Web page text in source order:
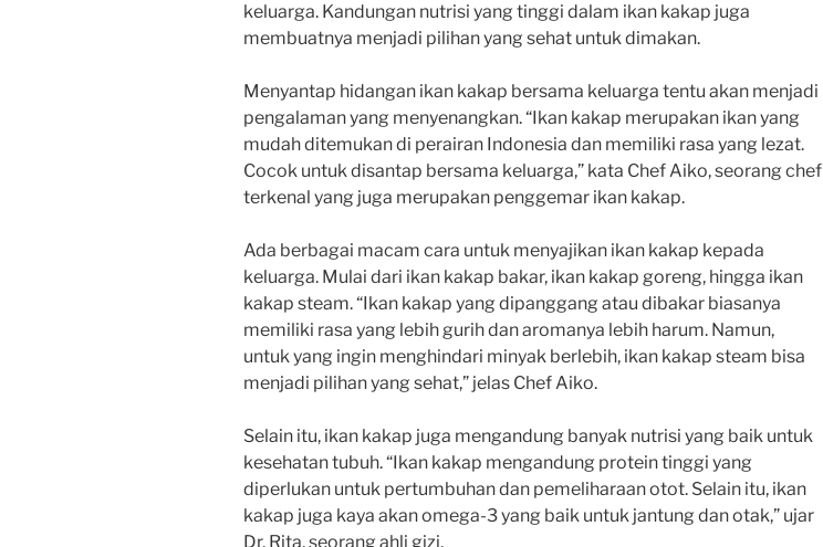
keluarga. Kandungan nutrisi yang tinggi dalam ikan kakap juga
membuatnya menjadi pilihan yang sehat untuk dimakan.
Menyantap hidangan ikan kakap bersama keluarga tentu akan menjadi
pengalaman yang menyenangkan. “Ikan kakap merupakan ikan yang
mudah ditemukan di perairan Indonesia dan memiliki rasa yang lezat.
Cocok untuk disantap bersama keluarga,” kata Chef Aiko, seorang chef
terkenal yang juga merupakan penggemar ikan kakap.
Ada berbagai macam cara untuk menyajikan ikan kakap kepada
keluarga. Mulai dari ikan kakap bakar, ikan kakap goreng, hingga ikan
kakap steam. “Ikan kakap yang dipanggang atau dibakar biasanya
memiliki rasa yang lebih gurih dan aromanya lebih harum. Namun,
untuk yang ingin menghindari minyak berlebih, ikan kakap steam bisa
menjadi pilihan yang sehat,” jelas Chef Aiko.
Selain itu, ikan kakap juga mengandung banyak nutrisi yang baik untuk
kesehatan tubuh. “Ikan kakap mengandung protein tinggi yang
diperlukan untuk pertumbuhan dan pemeliharaan otot. Selain itu, ikan
kakap juga kaya akan omega-3 yang baik untuk jantung dan otak,” ujar
Dr. Rita, seorang ahli gizi.